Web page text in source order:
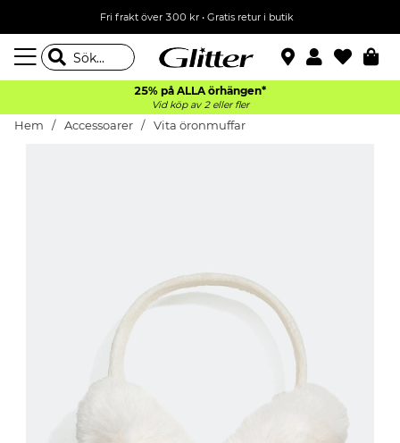
Fri frakt över 300 kr• Gratis retur i butik
25% på ALLA örhängen*
Vid köp av 2 eller fler
Hem Accessoarer Vita öronmuffar